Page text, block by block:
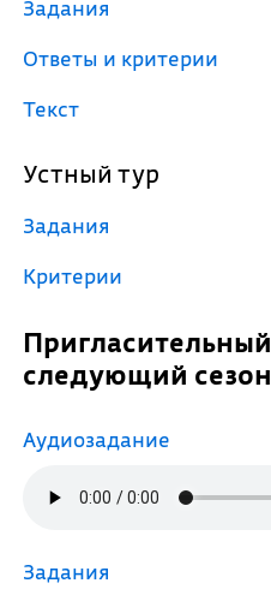
Задания
Ответы и критерии
Текст
Устный тур
Задания
Критерии
Пригласительный этап на
следующий сезон
Аудиозадание
Задания